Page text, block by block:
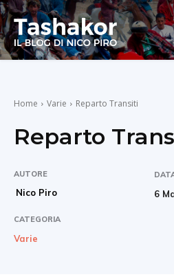
Home Varie Reparto Transiti
Reparto
AUTORE
Nico Piro 6
CATEGORIA
Varie